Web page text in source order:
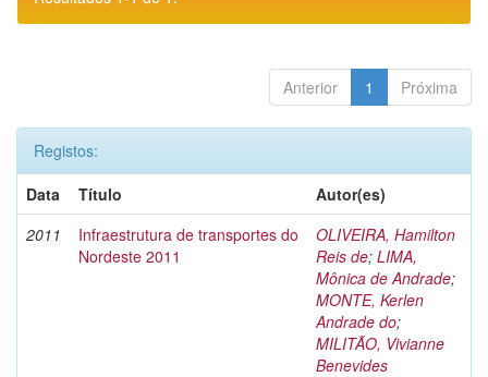
Anterior 1 Próxima
Registos:
Data
Título
Autor(es)
2011
Infraestrutura de transportes do
Nordeste 2011
OLIVEIRA, Hamilton
Reis de; LIMA,
Mônica de Andrade;
MONTE, Kerlen
Andrade do;
MILITÃO, Vivianne
Benevides